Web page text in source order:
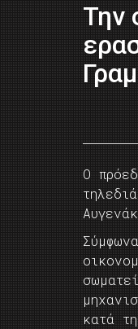
Την
Ο
κατά